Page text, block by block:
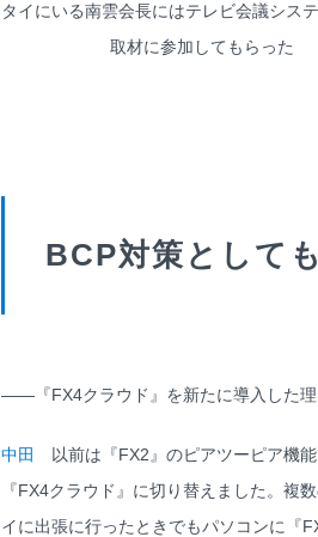
タイにいる南雲会長にはテレビ会議シス
取材に参加してもらった
BCP対策として
――『FX4クラウド』を新たに導入した理
中田
以前は『FX2』のピアツーピア機
『FX4クラウド』に切り替えました。複
イに出張に行ったときでもパソコンに『